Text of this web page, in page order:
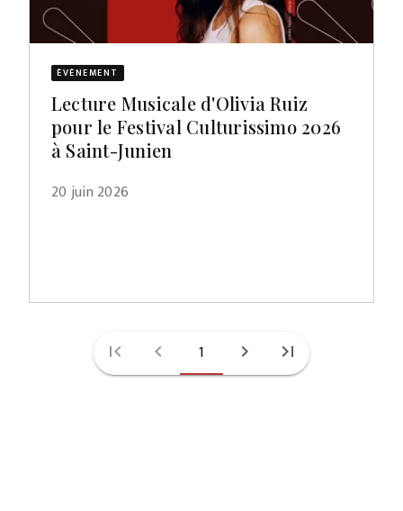
ÉVÈNEMENT
Lecture Musicale d'Olivia Ruiz
pour le Festival Culturissimo 2026
à Saint-Junien
20 juin 2026
first_page chevron_left 1 chevron_right last_page